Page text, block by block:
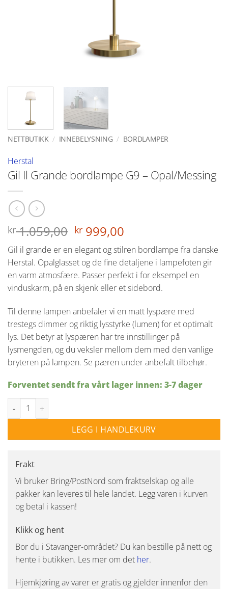
NETTBUTIKK / INNEBELYSNING / BORDLAMPER
Herstal
Gil Il Grande bordlampe G9 – Opal/Messing
kr1.059,00 Opprinnelig
pris
var:
kr 1.059,00.
kr 999,00
pris
er:
kr 999,00.
Gil il grande er en elegant og stilren bordlampe fra danske
Herstal. Opalglasset og de fine detaljene i lampefoten gir
en varm atmosfære. Passer perfekt i for eksempel en
vinduskarm, på en skjenk eller et sidebord.
Til denne lampen anbefaler vi en matt lyspære med
trestegs dimmer og riktig lysstyrke (lumen) for et optimalt
lys. Det betyr at lyspæren har tre innstillinger på
lysmengden, og du veksler mellom dem med den vanlige
bryteren på lampen. Se pæren under anbefalt tilbehør.
Forventet sendt fra vårt lager innen: 3-7 dager
Gil Il Grande bordlampe G9 - Opal/Messing antall
LEGG I HANDLEKURV
Frakt
Vi bruker Bring/PostNord som fraktselskap og alle
pakker kan leveres til hele landet. Legg varen i kurven
og betal i kassen!
Klikk og hent
Bor du i Stavanger-området? Du kan bestille på nett og
hente i butikken. Les mer om det her.
Hjemkjøring av varer er gratis og gjelder innenfor den